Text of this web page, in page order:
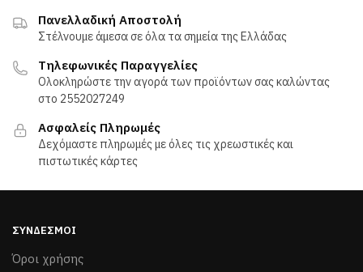
Πανελλαδική Αποστολή
Στέλνουμε άμεσα σε όλα τα σημεία της Ελλάδας
Τηλεφωνικές Παραγγελίες
Ολοκληρώστε την αγορά των προϊόντων σας καλώντας
στο 2552027249
Ασφαλείς Πληρωμές
Δεχόμαστε πληρωμές με όλες τις χρεωστικές και
πιστωτικές κάρτες
ΣΎΝΔΕΣΜΟΙ
Όροι χρήσης